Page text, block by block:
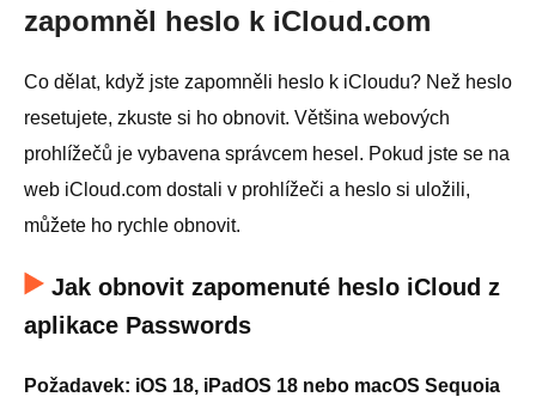
zapomněl heslo k iCloud.com
Co dělat, když jste zapomněli heslo k iCloudu? Než heslo
resetujete, zkuste si ho obnovit. Většina webových
prohlížečů je vybavena správcem hesel. Pokud jste se na
web iCloud.com dostali v prohlížeči a heslo si uložili,
můžete ho rychle obnovit.
Jak obnovit zapomenuté heslo iCloud z
aplikace Passwords
Požadavek: iOS 18, iPadOS 18 nebo macOS Sequoia